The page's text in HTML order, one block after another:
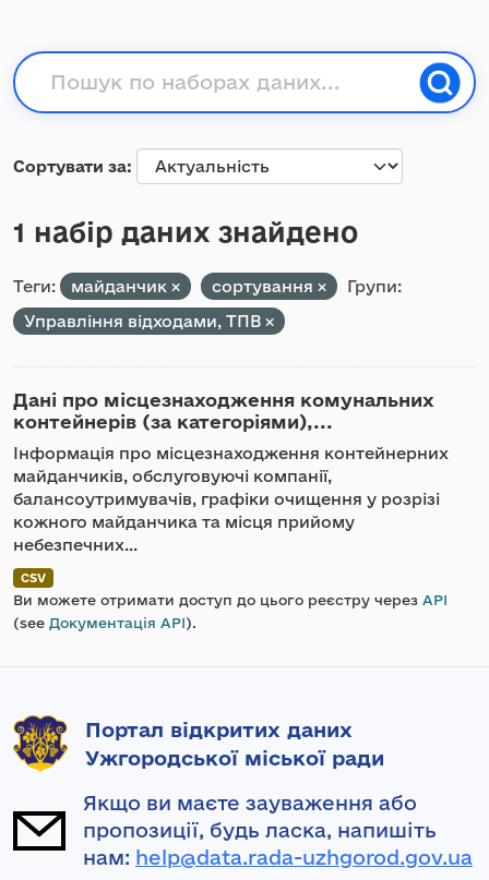
Сортувати за
1 набір даних знайдено
Теги: майданчик сортування
Групи:
Управління відходами, ТПВ
Дані про місцезнаходження комунальних
контейнерів (за категоріями),...
Інформація про місцезнаходження контейнерних
майданчиків, обслуговуючі компанії,
балансоутримувачів, графіки очищення у розрізі
кожного майданчика та місця прийому
небезпечних...
CSV
Ви можете отримати доступ до цього реєстру через API
(see Документація API).
Портал відкритих даних
Ужгородської міської ради
Якщо ви маєте зауваження або
пропозиції, будь ласка, напишіть
нам: help@data.rada-uzhgorod.gov.ua